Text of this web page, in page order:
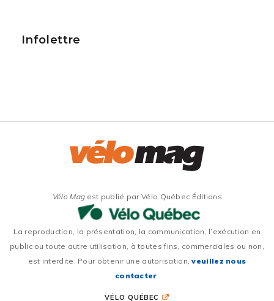
Infolettre
Vélo Magest publié par Vélo Québec Éditions
La reproduction, la présentation, la communication, l’exécution en
public ou toute autre utilisation, à toutes fins, commerciales ou non,
est interdite. Pour obtenir une autorisation,veuillez nous
contacter.
VÉLO QUÉBEC